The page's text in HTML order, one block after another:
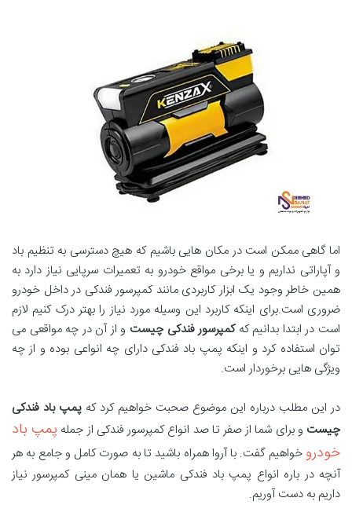
اما گاهی ممکن است در مکان هایی باشیم که هیچ دسترسی به تنظیم باد
و آپاراتی نداریم و یا برخی مواقع خودرو به تعمیرات سرپایی نیاز دارد به
همین خاطر وجود یک ابزار کاربردی مانند کمپرسور فندکی در داخل خودرو
ضروری است.برای اینکه کاربرد این وسیله مورد نیاز را بهتر درک کنیم لازم
است در ابتدا بدانیم کهکمپرسور فندکی چیست و از آن در چه مواقعی می
توان استفاده کرد و اینکه پمپ باد فندکی دارای چه انواعی بوده و از چه
ویژگی هایی برخوردار است.
در این مطلب درباره این موضوع صحبت خواهیم کرد که پمپ باد فندکی
چیست و برای شما از صفر تا صد انواع کمپرسور فندکی از جمله پمپ باد
خودرو خواهیم گفت. با آروا همراه باشید تا به صورت کامل و جامع به هر
آنچه در باره انواع پمپ باد فندکی ماشین یا همان مینی کمپرسور نیاز
داریم به دست آوریم.